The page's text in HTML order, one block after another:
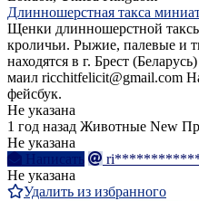
Длинношерстная такса
Щенки длинношерстной
кроличьи. Рыжие, палевые и
находятся в г. Брест
маил ricchitfelicit@gmail.com
фейсбук.
Не указана
1 год назад Животные New
Не указана
Написать
Не указана
Удалить из избранного